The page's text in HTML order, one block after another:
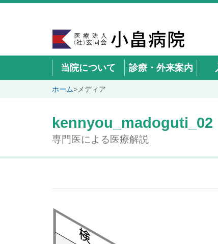
当院について 診療・外来案内
ホーム> メディア
kennyou_madoguti_02
専門医による医療解説